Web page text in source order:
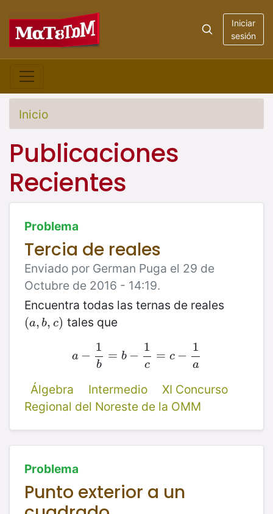
Iniciar
sesión
Inicio
Publicaciones
Recientes
Problema
Tercia de reales
Enviado por German Puga el 29 de
Octubre de 2016 - 14:19.
Encuentra todas las ternas de reales
(a, b, c)
(a,b,c) tales que
a −
1
b
= b −
1
c
= c −
1
a
a −1 b=b− 1c=c −1a
Álgebra Intermedio
XI Concurso
Regional del Noreste de la OMM
Problema
Punto exterior a un